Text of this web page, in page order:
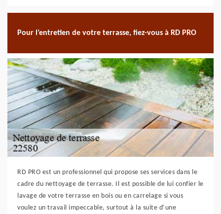
Pour l’entretien de votre terrasse, fiez-vous à RD PRO
RD PRO est un professionnel qui propose ses services dans le
cadre du nettoyage de terrasse. Il est possible de lui confier le
lavage de votre terrasse en bois ou en carrelage si vous
voulez un travail impeccable, surtout à la suite d’une